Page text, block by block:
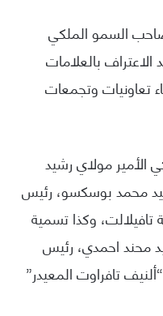
السمو الملكي
بالعلامات
تعاونيات وتجمعات
مولاي رشيد
محمد بوسكسو، رئيس
تافيلالت، وكذا تسمية
محند احمدي، رئيس
تافراوت المعيدر”